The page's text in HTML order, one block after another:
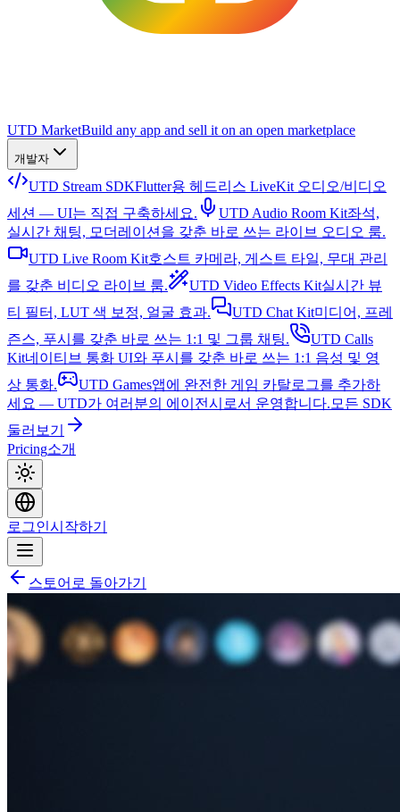
UTD MarketBuild any app and sell it on an open marketplace
개발자
UTD Stream SDKFlutter용 헤드리스 LiveKit 오디오/비디오
세션 — UI는 직접 구축하세요.
UTD Audio Room Kit좌석,
실시간 채팅, 모더레이션을 갖춘 바로 쓰는 라이브 오디오 룸.
UTD Live Room Kit호스트 카메라, 게스트 타일, 무대 관리
를 갖춘 비디오 라이브 룸.
UTD Video Effects Kit실시간 뷰
티 필터, LUT 색 보정, 얼굴 효과.
UTD Chat Kit미디어, 프레
즌스, 푸시를 갖춘 바로 쓰는 1:1 및 그룹 채팅.
UTD Calls
Kit네이티브 통화 UI와 푸시를 갖춘 바로 쓰는 1:1 음성 및 영
상 통화.
UTD Games앱에 완전한 게임 카탈로그를 추가하
세요 — UTD가 여러분의 에이전시로서 운영합니다. 모든 SDK
둘러보기
Pricing소개
로그인시작하기
스토어로 돌아가기